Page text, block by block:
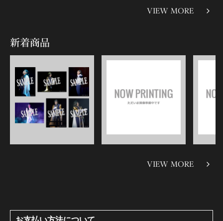
VIEW MORE
新着商品
VIEW MORE